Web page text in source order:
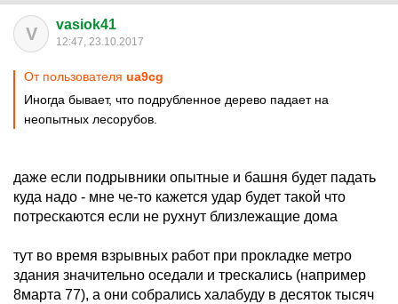
V vasiok41
12:47, 23.10.2017
От пользователя ua9cg
Иногда бывает, что подрубленное дерево падает на
неопытных лесорубов.
даже если подрывники опытные и башня будет падать
куда надо - мне че-то кажется удар будет такой что
потрескаются если не рухнут близлежащие дома
тут во время взрывных работ при прокладке метро
здания значительно оседали и трескались (например
8марта 77), а они собрались халабуду в десяток тысяч